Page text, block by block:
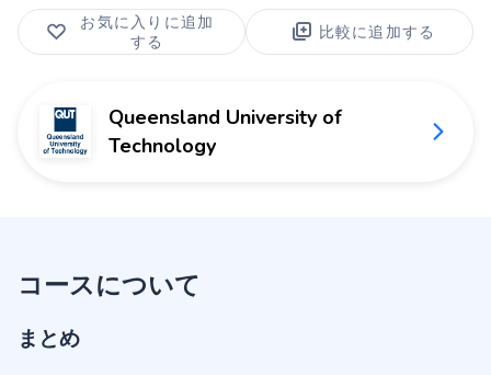
お気に入りに追加
する
比較に追加する
Queensland University of
Technology
コースについて
まとめ